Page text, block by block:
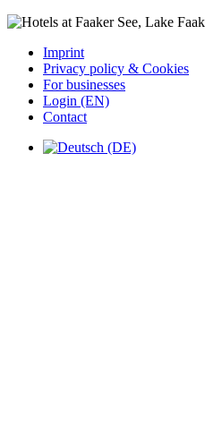
Imprint
Privacy policy & Cookies
For businesses
Login (EN)
Contact